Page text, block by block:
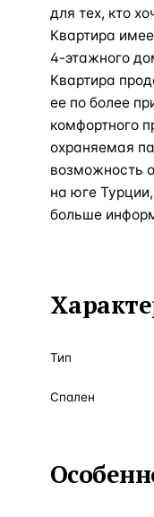
для тех, кто
Квартира
4-этажного
Квартира
ее по более
комфортного
охраняемая
возможность
на юге
больше
Тип
Спален